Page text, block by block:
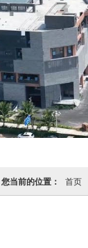
您当前的位置： 首页